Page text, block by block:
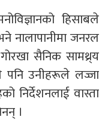
हिसाबले
नालापानीमा जनरल
सैनिक सामथ्र्य
पनि उनीहरूले लज्जा
निर्देशनलाई वास्ता
।